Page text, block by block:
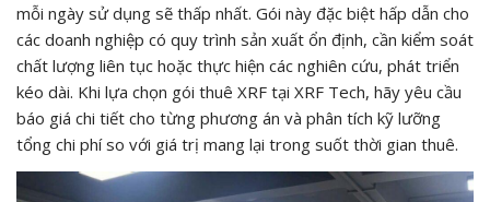
mỗi ngày sử dụng sẽ thấp nhất. Gói này đặc biệt hấp dẫn cho
các doanh nghiệp có quy trình sản xuất ổn định, cần kiểm soát
chất lượng liên tục hoặc thực hiện các nghiên cứu, phát triển
kéo dài. Khi lựa chọn gói thuê XRF tại XRF Tech, hãy yêu cầu
báo giá chi tiết cho từng phương án và phân tích kỹ lưỡng
tổng chi phí so với giá trị mang lại trong suốt thời gian thuê.